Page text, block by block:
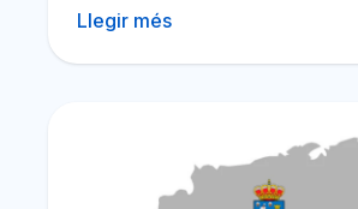
Llegir més